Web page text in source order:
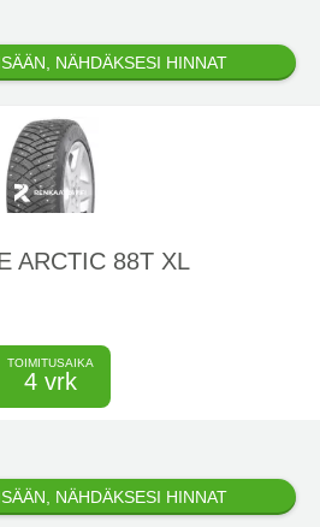
NÄHDÄKSESI HINNAT
ARCTIC 88T XL
TOIMITUSAIKA
4 vrk
NÄHDÄKSESI HINNAT